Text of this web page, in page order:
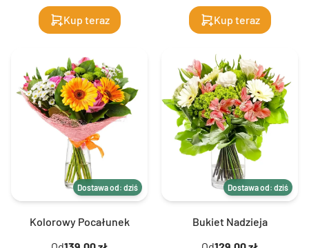
Kup teraz Kup teraz
Dostawa od: dziś
Kolorowy Pocałunek
Dostawa od: dziś
Bukiet Nadzieja